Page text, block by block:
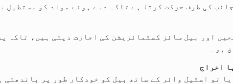
کی طرف حرکت کرتا ہے تاکہ دبے ہوئے مواد کو مستطیل
اور بیل سائز کسٹمائزیشن کی اجازت دیتی ہیں، تاکہ
ہو۔
اخراج
تو اسٹیل وائر کے ساتھ بیل کو خودکار طور پر باندھتی